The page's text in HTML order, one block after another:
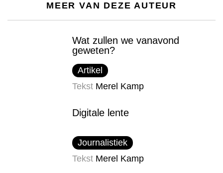
MEER VAN DEZE AUTEUR
Wat zullen we vanavond
geweten?
Artikel
Tekst Merel Kamp
Digitale lente
Journalistiek
Tekst Merel Kamp